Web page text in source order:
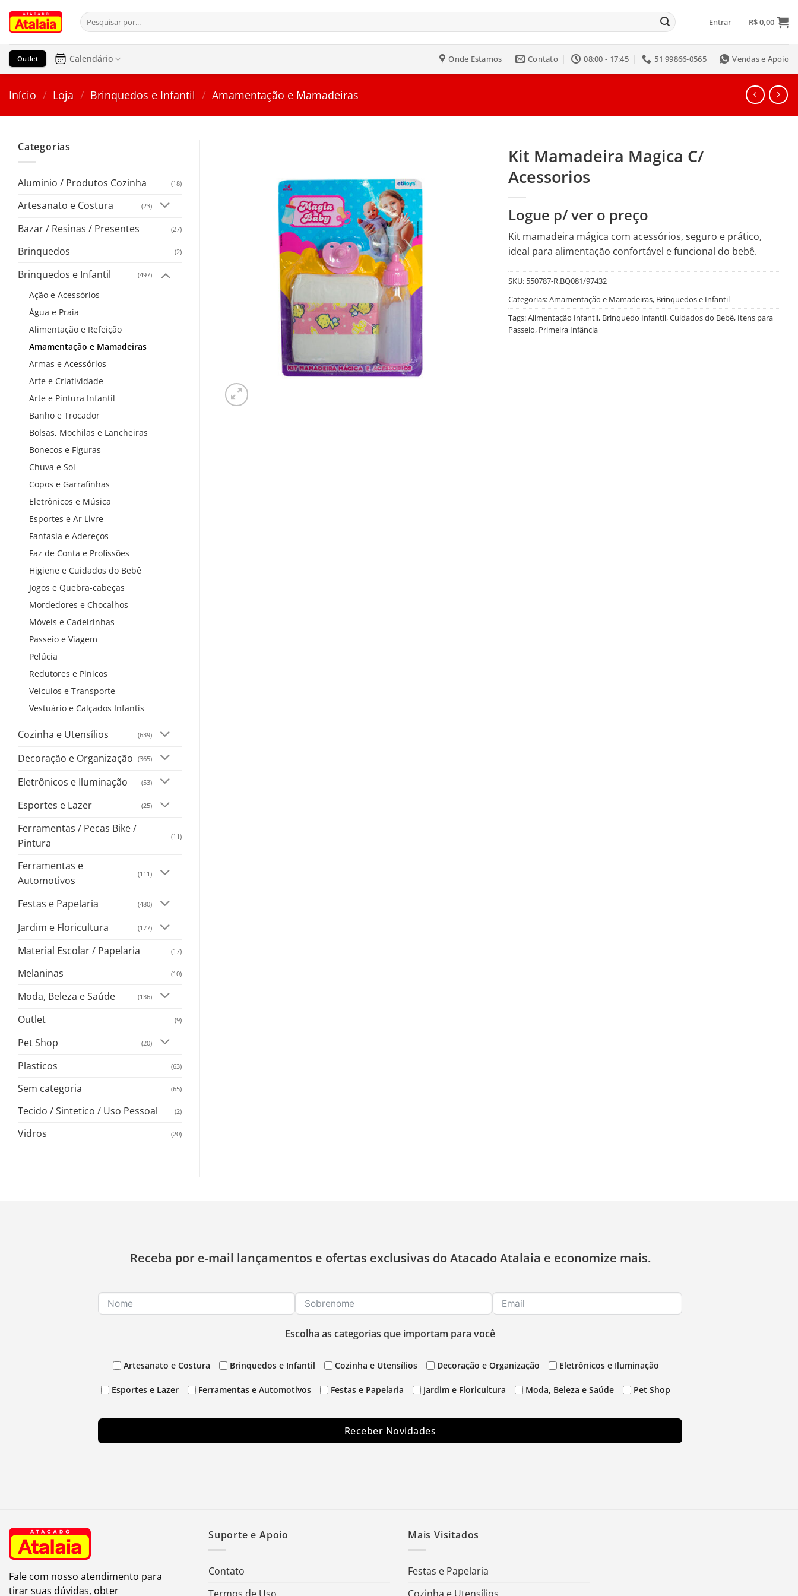
para
conteúdo
Pesquisar
por:
Entrar R$0,00
Outlet Calendário Onde Estamos Contato 08:00 - 17:45 51 99866-0565 Vendas e Apoio
Início / Loja / Brinquedos e Infantil / Amamentação e Mamadeiras
Categorias
Aluminio / Produtos Cozinha (18)
Artesanato e Costura (23)
Bazar / Resinas / Presentes (27)
Brinquedos (2)
Brinquedos e Infantil (497)
Ação e Acessórios
Água e Praia
Alimentação e Refeição
Amamentação e Mamadeiras
Armas e Acessórios
Arte e Criatividade
Arte e Pintura Infantil
Banho e Trocador
Bolsas, Mochilas e Lancheiras
Bonecos e Figuras
Chuva e Sol
Copos e Garrafinhas
Eletrônicos e Música
Esportes e Ar Livre
Fantasia e Adereços
Faz de Conta e Profissões
Higiene e Cuidados do Bebê
Jogos e Quebra-cabeças
Mordedores e Chocalhos
Móveis e Cadeirinhas
Passeio e Viagem
Pelúcia
Redutores e Pinicos
Veículos e Transporte
Vestuário e Calçados Infantis
Cozinha e Utensílios (639)
Decoração e Organização (365)
Eletrônicos e Iluminação (53)
Esportes e Lazer (25)
Ferramentas / Pecas Bike /
Pintura
(11)
Ferramentas e
Automotivos
(111)
Festas e Papelaria (480)
Jardim e Floricultura (177)
Material Escolar / Papelaria (17)
Melaninas (10)
Moda, Beleza e Saúde (136)
Outlet (9)
Pet Shop (20)
Plasticos (63)
Sem categoria (65)
Tecido / Sintetico / Uso Pessoal (2)
Vidros (20)
Kit Mamadeira Magica C/
Acessorios
Logue p/ ver o preço
Kit mamadeira mágica com acessórios, seguro e prático,
ideal para alimentação confortável e funcional do bebê.
SKU: 550787-R.BQ081/97432
Categorias:Amamentação e Mamadeiras, Brinquedos e Infantil
Tags:Alimentação Infantil, Brinquedo Infantil,Cuidados do Bebê, Itens para
Passeio, Primeira Infância
Receba por e-mail lançamentos e ofertas exclusivas do Atacado Atalaia e economize mais.
Escolha as categorias que importam para você
Artesanato e Costura Brinquedos e Infantil Cozinha e Utensílios Decoração e Organização Eletrônicos e Iluminação
Esportes e Lazer Ferramentas e Automotivos Festas e Papelaria Jardim e Floricultura Moda, Beleza e Saúde Pet Shop
Receber Novidades
Fale com nosso atendimento para
tirar suas dúvidas, obter
Suporte e Apoio
Contato
Mais Visitados
Festas e Papelaria